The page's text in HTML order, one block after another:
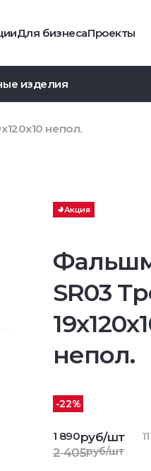
Для бизнесаПроекты
изделия
непол.
Акция
SR03
непол.
-22%
1 890руб/шт
2 405руб/шт